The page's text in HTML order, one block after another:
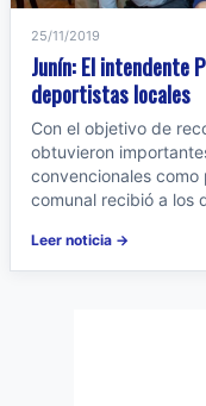
25/11/2019
Junín: El intendente
deportistas locales
Con el objetivo de
obtuvieron
convencionales
comunal recibió a los
Leer noticia →